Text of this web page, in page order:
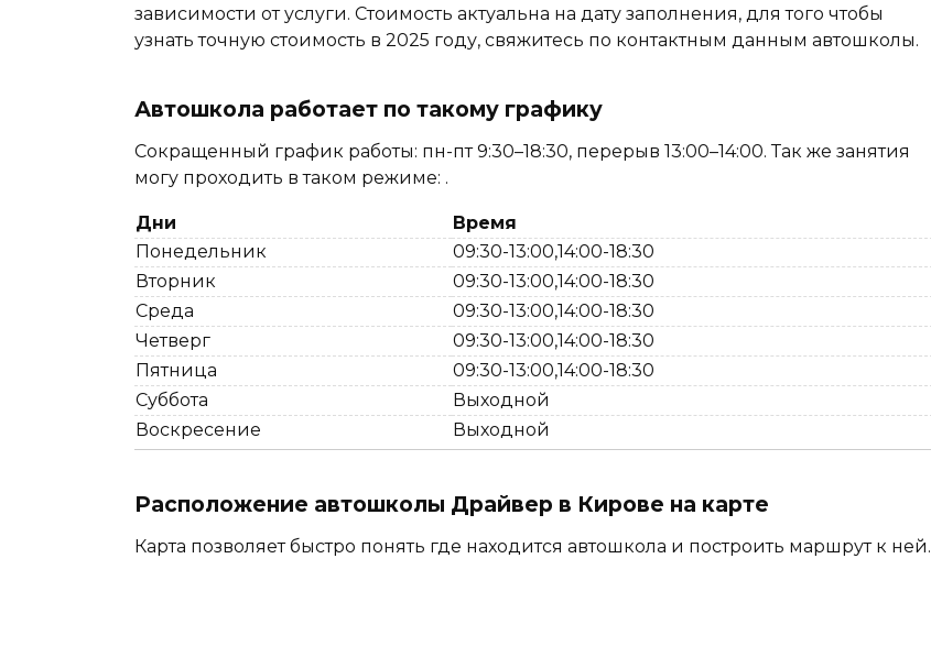
зависимости от услуги. Стоимость актуальна на дату заполнения, для того чтобы
узнать точную стоимость в 2025 году, свяжитесь по контактным данным автошколы.
Автошкола работает по такому графику
Сокращенный график работы: пн-пт 9:30–18:30, перерыв 13:00–14:00. Так же занятия
могу проходить в таком режиме: .
Дни
Время
Понедельник
09:30-13:00,14:00-18:30
Вторник
09:30-13:00,14:00-18:30
Среда
09:30-13:00,14:00-18:30
Четверг
09:30-13:00,14:00-18:30
Пятница
09:30-13:00,14:00-18:30
Суббота
Выходной
Воскресение
Выходной
Расположение автошколы Драйвер в Кирове на карте
Карта позволяет быстро понять где находится автошкола и построить маршрут к ней.